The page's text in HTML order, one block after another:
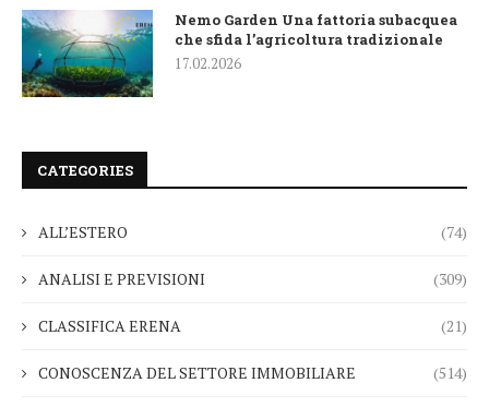
Nemo Garden Una fattoria subacquea
che sfida l’agricoltura tradizionale
17.02.2026
CATEGORIES
ALL’ESTERO (74)
ANALISI E PREVISIONI (309)
CLASSIFICA ERENA (21)
CONOSCENZA DEL SETTORE IMMOBILIARE (514)